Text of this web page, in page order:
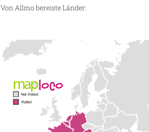
Von Allmo bereiste Länder: